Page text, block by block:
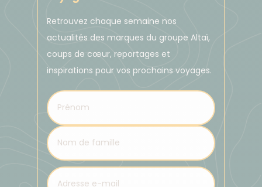
Retrouvez chaque semaine nos
actualités des marques du groupe Altaï,
coups de cœur, reportages et
inspirations pour vos prochains voyages.